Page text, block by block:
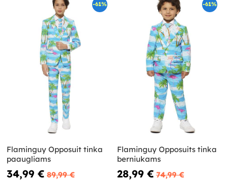
-61%
Flaminguy Opposuit tinka
paaugliams
34,99 € 89,99 €
-61%
Flaminguy Opposuits tinka
berniukams
28,99 € 74,99 €